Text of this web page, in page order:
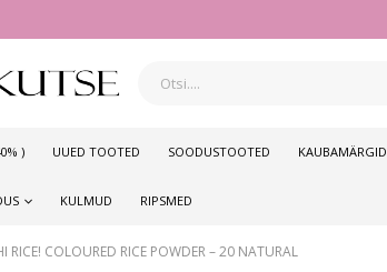
) UUED TOOTED SOODUSTOOTED KAUBAMÄRGID
KULMUD RIPSMED
RICE! COLOURED RICE POWDER – 20 NATURAL